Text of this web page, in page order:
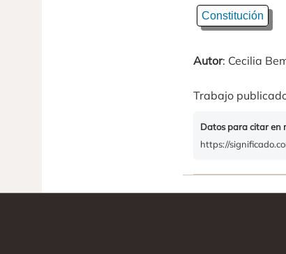
Constitución
Autor: Cecilia
Trabajo
Datos para citar en
https://